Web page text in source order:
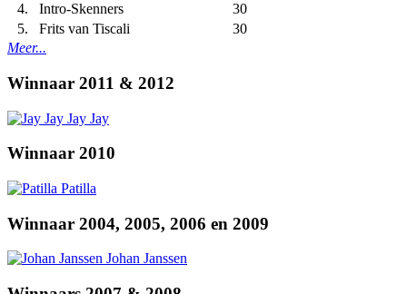
4.
Intro-Skenners
30
5.
Frits van Tiscali
30
Meer...
Winnaar 2011 & 2012
Jay Jay
Winnaar 2010
Patilla
Winnaar 2004, 2005, 2006 en 2009
Johan Janssen